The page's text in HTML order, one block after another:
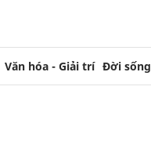
Văn hóa - Giải trí Đời sống